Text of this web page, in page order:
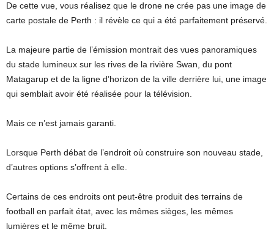
De cette vue, vous réalisez que le drone ne crée pas une image de
carte postale de Perth : il révèle ce qui a été parfaitement préservé.
La majeure partie de l’émission montrait des vues panoramiques
du stade lumineux sur les rives de la rivière Swan, du pont
Matagarup et de la ligne d’horizon de la ville derrière lui, une image
qui semblait avoir été réalisée pour la télévision.
Mais ce n’est jamais garanti.
Lorsque Perth débat de l’endroit où construire son nouveau stade,
d’autres options s’offrent à elle.
Certains de ces endroits ont peut-être produit des terrains de
football en parfait état, avec les mêmes sièges, les mêmes
lumières et le même bruit.